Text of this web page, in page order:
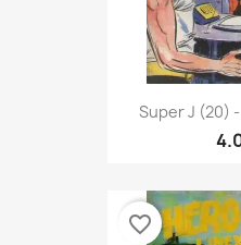
Super J (20)
favorite_border